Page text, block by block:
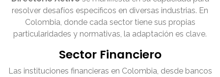
resolver desafíos específicos en diversas industrias. En
Colombia, donde cada sector tiene sus propias
particularidades y normativas, la adaptación es clave.
Sector Financiero
Las instituciones financieras en Colombia, desde bancos